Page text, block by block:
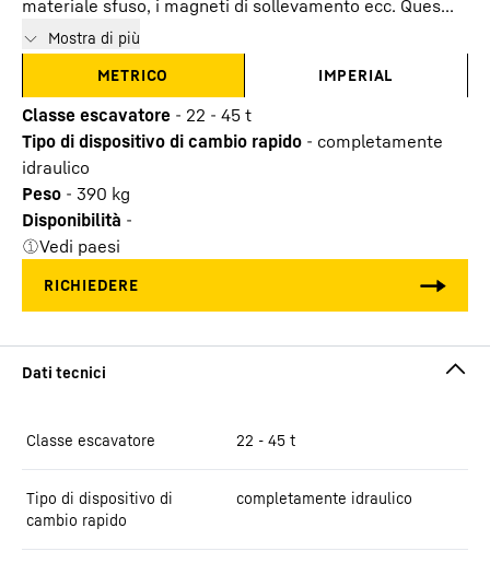
materiale sfuso, i magneti di sollevamento ecc. Ques...
Mostra di più
METRICO
IMPERIAL
Classe escavatore - 22 - 45 t
Tipo di dispositivo di cambio rapido - completamente
idraulico
Peso - 390 kg
Disponibilità -
Vedi paesi
Classe escavatore 22 - 45 t
Tipo di dispositivo di
cambio rapido
completamente idraulico